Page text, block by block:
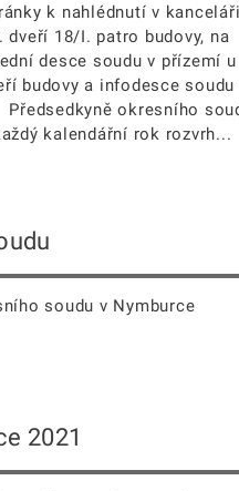
k nahlédnutí v kanceláři
dveří 18/I. patro budovy, na
desce soudu v přízemí u
budovy a infodesce soudu
okresního
kalendářní rok rozvrh...
soudu v Nymburce
2021